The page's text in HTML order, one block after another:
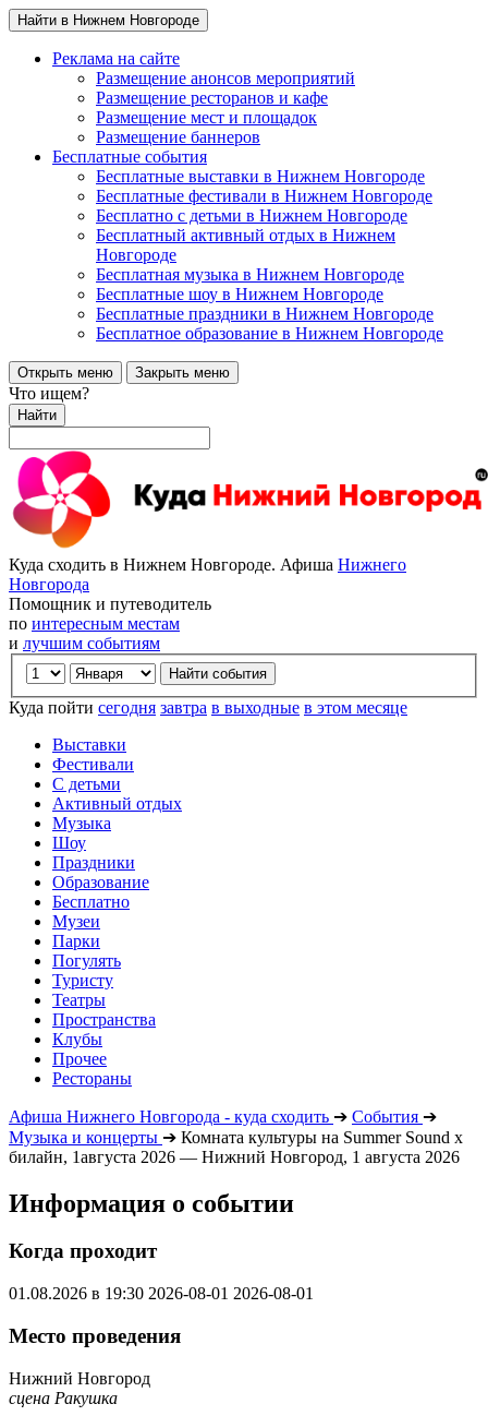
Найти в Нижнем Новгороде
Реклама на сайте
Размещение анонсов мероприятий
Размещение ресторанов и кафе
Размещение мест и площадок
Размещение баннеров
Бесплатные события
Бесплатные выставки в Нижнем Новгороде
Бесплатные фестивали в Нижнем Новгороде
Бесплатно с детьми в Нижнем Новгороде
Бесплатный активный отдых в Нижнем
Новгороде
Бесплатная музыка в Нижнем Новгороде
Бесплатные шоу в Нижнем Новгороде
Бесплатные праздники в Нижнем Новгороде
Бесплатное образование в Нижнем Новгороде
Открыть меню Закрыть меню
Что ищем?
Найти
Куда сходить в Нижнем Новгороде. Афиша Нижнего
Новгорода
Помощник и путеводитель
по интересным местам
и лучшим событиям
Куда пойти сегодня завтра в выходные в этом месяце
Выставки
Фестивали
С детьми
Активный отдых
Музыка
Шоу
Праздники
Образование
Бесплатно
Музеи
Парки
Погулять
Туристу
Театры
Пространства
Клубы
Прочее
Рестораны
Афиша Нижнего Новгорода - куда сходить ➔ События ➔
Музыка и концерты ➔ Комната культуры на Summer Sound х
билайн, 1августа 2026 — Нижний Новгород, 1 августа 2026
Информация о событии
Когда проходит
01.08.2026 в 19:30 2026-08-01 2026-08-01
Место проведения
Нижний Новгород
сцена Ракушка